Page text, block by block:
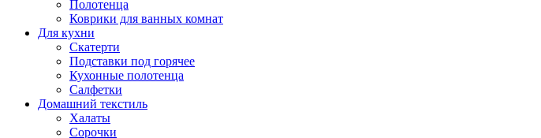
Полотенца
Коврики для ванных комнат
Для кухни
Скатерти
Подставки под горячее
Кухонные полотенца
Салфетки
Домашний текстиль
Халаты
Сорочки